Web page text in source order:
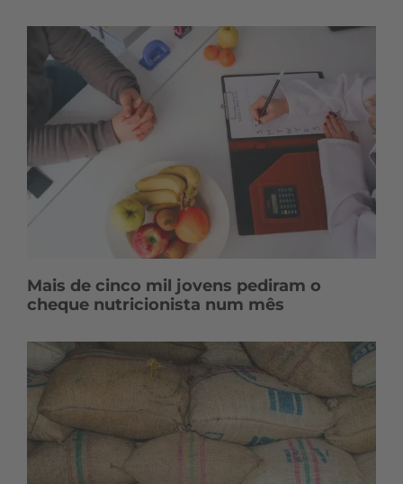
Mais de cinco mil jovens pediram o
cheque nutricionista num mês